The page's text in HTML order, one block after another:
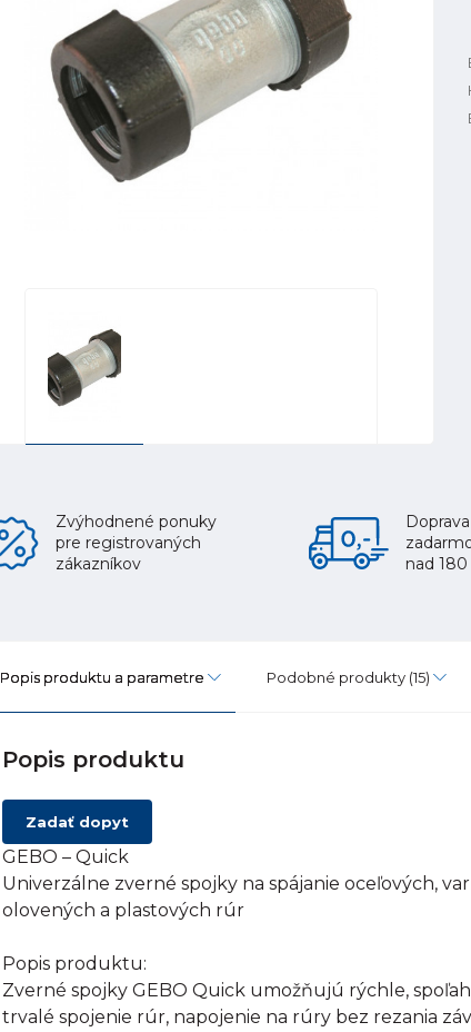
Zvýhodnené ponuky
pre registrovaných
zákazníkov
Doprava
nad
Popis produktu a parametre Podobné produkty (15)
Popis produktu
Zadať dopyt
GEBO – Quick
Univerzálne zverné spojky na spájanie oceľových,
olovených a plastových rúr
Popis produktu:
Zverné spojky GEBO Quick umožňujú rýchle,
trvalé spojenie rúr, napojenie na rúry bez rezania